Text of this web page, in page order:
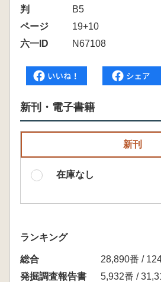
判
B5
ページ
19+10
六一ID
N67108
新刊・電子書籍
新刊
在庫なし
ランキング
総合
28,890番 /
発掘調査報告書
5,932番 /